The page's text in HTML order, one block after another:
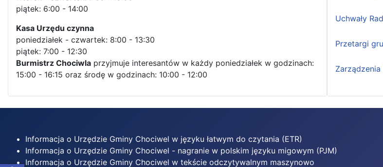
piątek: 6:00 - 14:00
Kasa Urzędu czynna
poniedziałek - czwartek: 8:00 - 13:30
piątek: 7:00 - 12:30
Burmistrz Chociwla przyjmuje interesantów w każdy poniedziałek w godzinach:
15:00 - 16:15 oraz środę w godzinach: 10:00 - 12:00
Uchwały
Przetargi
Informacja o Urzędzie Gminy Chociwel w języku łatwym do czytania (ETR)
Informacja o Urzędzie Gminy Chociwel - nagranie w polskim języku migowym (PJM)
Informacja o Urzędzie Gminy Chociwel w tekście odczytywalnym maszynowo